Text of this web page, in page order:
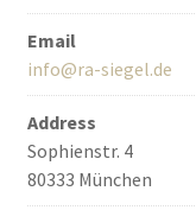
Email
info@ra-siegel.de
Address
Sophienstr. 4
80333 München